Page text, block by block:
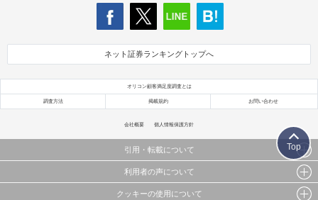
ネット証券ランキングトップへ
オリコン顧客満足度調査とは
調査方法 掲載規約 お問い合わせ
会社概要 個人情報保護方針
引用・転載について
当サイトで公開されている情報（文字、写真、イラスト、画像データ等）及びこれらの配置・
利用者の声について
当サイトに掲載している内容はすべてサービスの利用者が提出された見解・感想です。
クッキーの使用について
Top